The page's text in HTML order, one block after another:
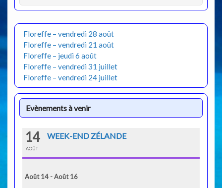
Floreffe – vendredi 28 août
Floreffe – vendredi 21 août
Floreffe – jeudi 6 août
Floreffe – vendredi 31 juillet
Floreffe – vendredi 24 juillet
Evènements à venir
14
AOÛT
WEEK-END ZÉLANDE
Août 14 - Août 16